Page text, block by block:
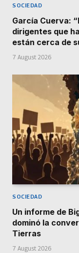
SOCIEDAD
García Cuerva:
dirigentes que
están cerca de
7 August 2026
SOCIEDAD
Un informe de
dominó la
Tierras
7 August 2026